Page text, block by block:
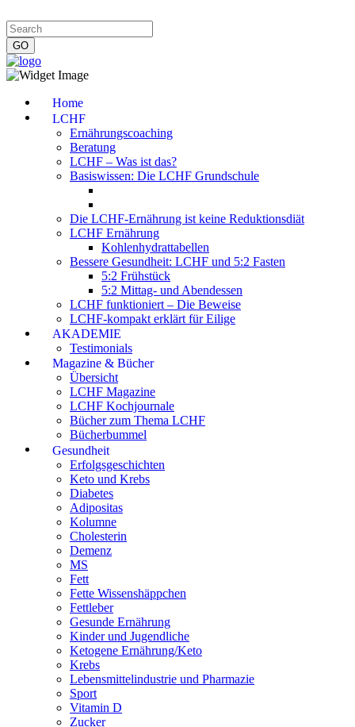
Home
LCHF
Ernährungscoaching
Beratung
LCHF – Was ist das?
Basiswissen: Die LCHF Grundschule
Die LCHF-Ernährung ist keine Reduktionsdiät
LCHF Ernährung
Kohlenhydrattabellen
Bessere Gesundheit: LCHF und 5:2 Fasten
5:2 Frühstück
5:2 Mittag- und Abendessen
LCHF funktioniert – Die Beweise
LCHF-kompakt erklärt für Eilige
AKADEMIE
Testimonials
Magazine & Bücher
Übersicht
LCHF Magazine
LCHF Kochjournale
Bücher zum Thema LCHF
Bücherbummel
Gesundheit
Erfolgsgeschichten
Keto und Krebs
Diabetes
Adipositas
Kolumne
Cholesterin
Demenz
MS
Fett
Fette Wissenshäppchen
Fettleber
Gesunde Ernährung
Kinder und Jugendliche
Ketogene Ernährung/Keto
Krebs
Lebensmittelindustrie und Pharmazie
Sport
Vitamin D
Zucker